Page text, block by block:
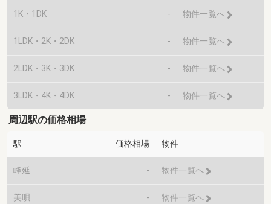
1K・1DK - 物件一覧へ
1LDK・2K・2DK - 物件一覧へ
2LDK・3K・3DK - 物件一覧へ
3LDK・4K・4DK - 物件一覧へ
周辺駅の価格相場
駅 価格相場 物件
峰延 - 物件一覧へ
美唄 - 物件一覧へ